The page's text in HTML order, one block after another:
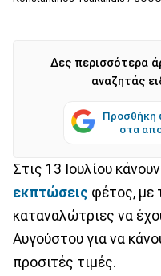
Δες περισσότερα
αναζητάς
Προσθήκη
στα
Στις 13 Ιουλίου
εκπτώσεις φέτος, με
καταναλώτριες να
Αυγούστου για να
προσιτές τιμές.